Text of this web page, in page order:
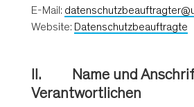
E-Mail:
Website: Datenschutzbeauftragte
II. Name und
Verantwortlichen